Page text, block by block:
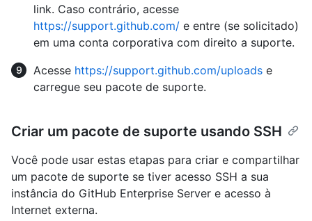
link. Caso contrário, acesse
https://support.github.com/ e entre (se solicitado)
em uma conta corporativa com direito a suporte.
Acesse https://support.github.com/uploads e
carregue seu pacote de suporte.
Criar um pacote de suporte usando SSH
Você pode usar estas etapas para criar e compartilhar
um pacote de suporte se tiver acesso SSH a sua
instância do GitHub Enterprise Server e acesso à
Internet externa.